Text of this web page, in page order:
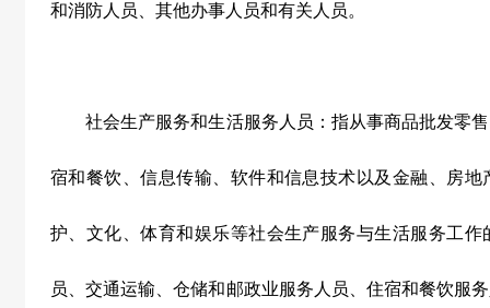
和消防人员、其他办事人员和有关人员。
社会生产服务和生活服务人员：指从事商品批发零售
宿和餐饮、信息传输、软件和信息技术以及金融、房
护、文化、体育和娱乐等社会生产服务与生活服务工
员、交通运输、仓储和邮政业服务人员、住宿和餐饮服